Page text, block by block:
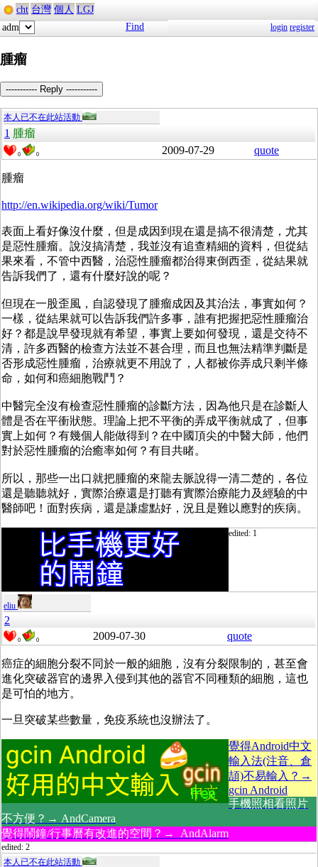
cht 台灣 個人 LGJ
adm
Find login register
腫瘤
----------- Reply -----------
本人已不在此站活動
1 腫瘤
0 0 2009-07-29 quote
腫瘤
http://en.wikipedia.org/wiki/Tumor
表面上看好像沒什麼，但是成因到現在還是搞不很清楚，尤其
是惡性腫瘤。說沒搞清楚，我並沒有追查精細的資料，但從結
果來看，不管中西醫，治惡性腫瘤都治得東倒西歪，從結果就
告訴我們了，還有什麼好說的呢？
但現在一股歪風，自認發現了腫瘤成因及其治法，事實如何？
一樣，從結果就可以告訴我們許多事，誰有把握把惡性腫瘤治
好？都是說早發現就有希望，事實上要如何發現，還是交待不
清，許多西醫的檢查方法並不甚合理，而且也無法精準判斷是
否形成惡性腫瘤，治療就更不用說了，人都被你弄成只剩半條
命，如何和癌細胞戰鬥？
中醫完全沒有檢查惡性腫瘤的診斷方法，因為他只是在診斷人
體是否在平衝狀態。理論上把不平衡的弄成平衡就成了，但事
實上如何？有幾個人能做得到？在中國頂尖的中醫大師，他們
對於惡性腫瘤的治癒率如何？有目共睹。
所以，那些一出口就把腫瘤的來龍去脈說得一清二楚的，各位
還是聽聽就好，實際治療還是打聽有實際治療能力及經驗的中
醫師吧！面對疾病，還是謙虛點好，況且是難以應對的疾病。
edited: 1
eliu
2
0 0 2009-07-30 quote
癌症的細胞分裂不同於一般的細胞，沒有分裂限制的，甚至會
進化突破器官的邊界入侵到其他的器官不同種類的細胞，這也
是可怕的地方。
一旦突破某些數量，免疫系統也沒辦法了。
覺得Android中文
輸入法(注音、倉
頡)不易輸入？→
gcin Android
手機照相看照片
不方便？→ AndCamera
覺得鬧鐘/行事曆有改進的空間？→ AndAlarm
edited: 2
本人已不在此站活動